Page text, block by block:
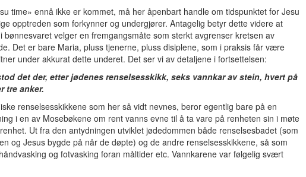
time» ennå ikke er kommet, må her åpenbart handle om tidspunktet for Jesu
opptreden som forkynner og undergjører. Antagelig betyr dette videre at
bønnesvaret velger en fremgangsmåte som sterkt avgrenser kretsen av
Det er bare Maria, pluss tjenerne, pluss disiplene, som i praksis får være
under akkurat dette underet. Det ser vi av detaljene i fortsettelsen:
det der, etter jødenes renselsesskikk, seks vannkar av stein, hvert på
tre anker.
renselsesskikkene som her så vidt nevnes, beror egentlig bare på en
i en av Mosebøkene om rent vanns evne til å ta vare på renheten sin i møte
Ut fra den antydningen utviklet jødedommen både renselsesbadet (som
og Jesus bygde på når de døpte) og de andre renselsesskikkene, så som
og fotvasking foran måltider etc. Vannkarene var følgelig svært